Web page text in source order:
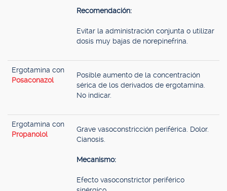
Recomendación:
Evitar la administración conjunta o utilizar
dosis muy bajas de norepinefrina.
Ergotamina con
Posaconazol
Posible aumento de la concentración
sérica de los derivados de ergotamina.
No indicar.
Ergotamina con
Propanolol
Grave vasoconstricción periférica. Dolor.
Cianosis.
Mecanismo:
Efecto vasoconstrictor periférico